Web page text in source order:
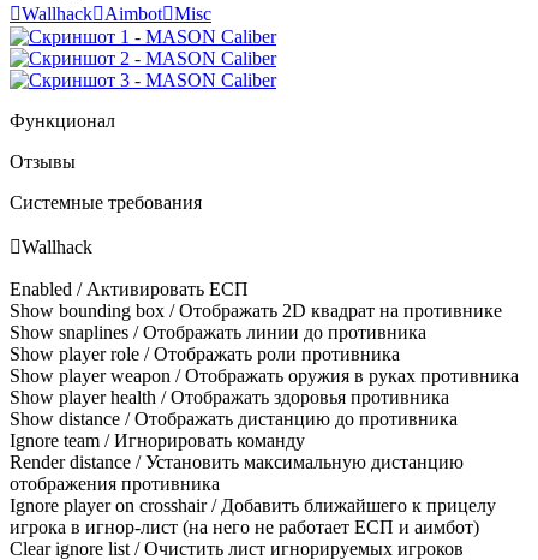
WallhackAimbotMisc
Функционал
Отзывы
Системные требования
Wallhack
Enabled / Активировать ЕСП
Show bounding box / Отображать 2D квадрат на противнике
Show snaplines / Отображать линии до противника
Show player role / Отображать роли противника
Show player weapon / Отображать оружия в руках противника
Show player health / Отображать здоровья противника
Show distance / Отображать дистанцию до противника
Ignore team / Игнорировать команду
Render distance / Установить максимальную дистанцию
отображения противника
Ignore player on crosshair / Добавить ближайшего к прицелу
игрока в игнор-лист (на него не работает ЕСП и аимбот)
Clear ignore list / Очистить лист игнорируемых игроков